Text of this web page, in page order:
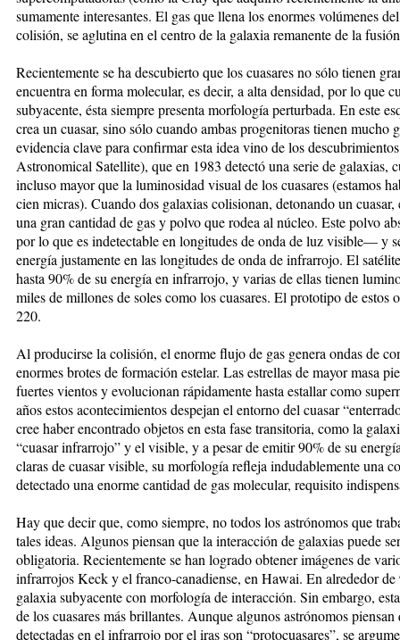
sumamente interesantes. El gas que llena los enormes volúmenes
colisión, se aglutina en el centro de la galaxia remanente de la
Recientemente se ha descubierto que los cuasares no sólo tienen
encuentra en forma molecular, es decir, a alta densidad, por lo que
subyacente, ésta siempre presenta morfología perturbada. En este
crea un cuasar, sino sólo cuando ambas progenitoras tienen mucho
evidencia clave para confirmar esta idea vino de los
Astronomical Satellite), que en 1983 detectó una serie de galaxias,
incluso mayor que la luminosidad visual de los cuasares (estamos
cien micras). Cuando dos galaxias colisionan, detonando un
una gran cantidad de gas y polvo que rodea al núcleo. Este polvo
por lo que es indetectable en longitudes de onda de luz visible— y
energía justamente en las longitudes de onda de infrarrojo. El
hasta 90% de su energía en infrarrojo, y varias de ellas tienen
miles de millones de soles como los cuasares. El prototipo de
220.
Al producirse la colisión, el enorme flujo de gas genera ondas de
enormes brotes de formación estelar. Las estrellas de mayor masa
fuertes vientos y evolucionan rápidamente hasta estallar como
años estos acontecimientos despejan el entorno del cuasar
cree haber encontrado objetos en esta fase transitoria, como la
“cuasar infrarrojo” y el visible, y a pesar de emitir 90% de su
claras de cuasar visible, su morfología refleja indudablemente una
detectado una enorme cantidad de gas molecular, requisito
Hay que decir que, como siempre, no todos los astrónomos que
tales ideas. Algunos piensan que la interacción de galaxias puede
obligatoria. Recientemente se han logrado obtener imágenes de
infrarrojos Keck y el franco-canadiense, en Hawai. En alrededor de
galaxia subyacente con morfología de interacción. Sin embargo,
de los cuasares más brillantes. Aunque algunos astrónomos
detectadas en el infrarrojo por el iras son “protocuasares”, se